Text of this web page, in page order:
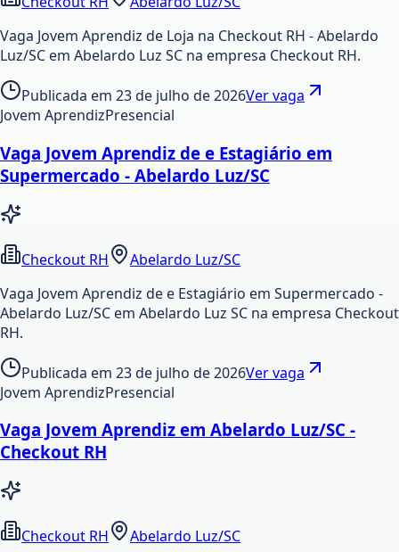
Vaga Jovem Aprendiz de Loja na Checkout RH - Abelardo
Luz/SC em Abelardo Luz SC na empresa Checkout RH.
Publicada em 23 de julho de 2026Ver vaga
Jovem AprendizPresencial
Vaga Jovem Aprendiz de e Estagiário em
Supermercado - Abelardo Luz/SC
Checkout RH
Abelardo Luz/SC
Vaga Jovem Aprendiz de e Estagiário em Supermercado -
Abelardo Luz/SC em Abelardo Luz SC na empresa Checkout
RH.
Publicada em 23 de julho de 2026Ver vaga
Jovem AprendizPresencial
Vaga Jovem Aprendiz em Abelardo Luz/SC -
Checkout RH
Checkout RH Abelardo Luz/SC